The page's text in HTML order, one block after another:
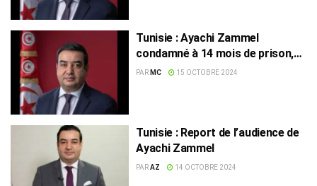
Tunisie : Ayachi Zammel
condamné à 14 mois de prison,
Siwar Bergaoui écope de 28 mois
PAR MC 15 OCTOBRE 2024
Tunisie : Report de l’audience de
Ayachi Zammel
PARAZ 14 OCTOBRE 2024